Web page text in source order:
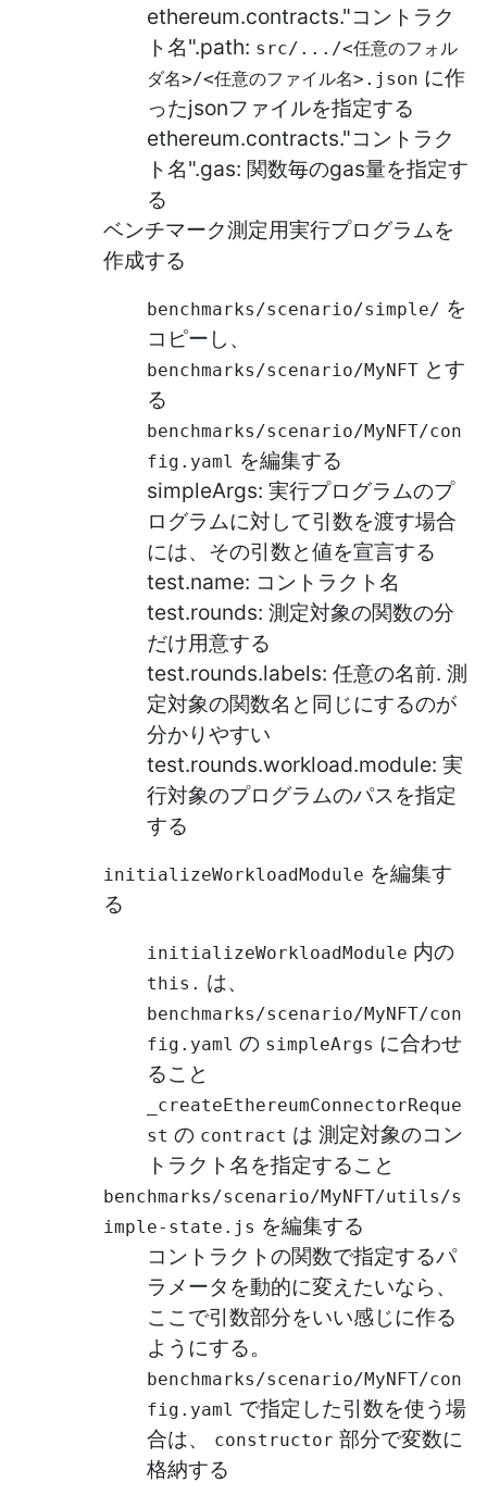
ethereum.contracts."コントラク
ト名".path: src/.../<任意のフォル
ダ名>/<任意のファイル名>.json に作
ったjsonファイルを指定する
ethereum.contracts."コントラク
ト名".gas: 関数毎のgas量を指定す
る
ベンチマーク測定用実行プログラムを
作成する
benchmarks/scenario/simple/ を
コピーし、
benchmarks/scenario/MyNFT とす
る
benchmarks/scenario/MyNFT/con
fig.yaml を編集する
simpleArgs: 実行プログラムのプ
ログラムに対して引数を渡す場合
には、その引数と値を宣言する
test.name: コントラクト名
test.rounds: 測定対象の関数の分
だけ用意する
test.rounds.labels: 任意の名前. 測
定対象の関数名と同じにするのが
分かりやすい
test.rounds.workload.module: 実
行対象のプログラムのパスを指定
する
initializeWorkloadModule を編集す
る
initializeWorkloadModule 内の
this. は、
benchmarks/scenario/MyNFT/con
fig.yaml の simpleArgs に合わせ
ること
_createEthereumConnectorReque
st の contract は 測定対象のコン
トラクト名を指定すること
benchmarks/scenario/MyNFT/utils/s
imple-state.js を編集する
コントラクトの関数で指定するパ
ラメータを動的に変えたいなら、
ここで引数部分をいい感じに作る
ようにする。
benchmarks/scenario/MyNFT/con
fig.yaml で指定した引数を使う場
合は、
constructor 部分で変数に
格納する